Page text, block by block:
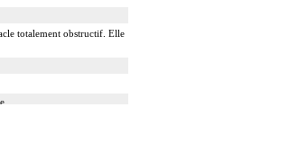
totalement obstructif. Elle